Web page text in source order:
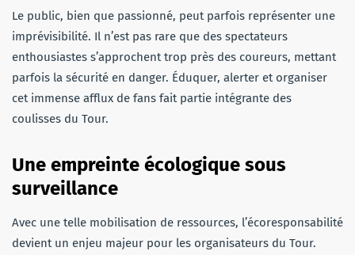
Le public, bien que passionné, peut parfois représenter une
imprévisibilité. Il n’est pas rare que des spectateurs
enthousiastes s’approchent trop près des coureurs, mettant
parfois la sécurité en danger. Éduquer, alerter et organiser
cet immense afflux de fans fait partie intégrante des
coulisses du Tour.
Une empreinte écologique sous
surveillance
Avec une telle mobilisation de ressources, l’écoresponsabilité
devient un enjeu majeur pour les organisateurs du Tour.